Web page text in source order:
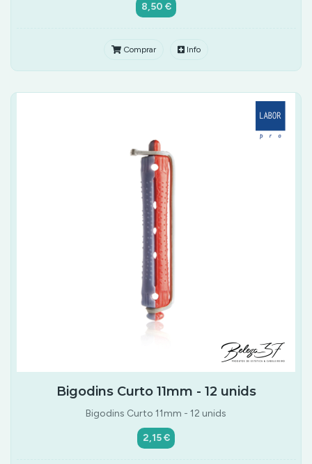
8,50 €
Comprar Info
Bigodins Curto 11mm - 12 unids
Bigodins Curto 11mm - 12 unids
2,15 €